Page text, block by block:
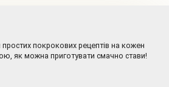
простих покрокових рецептів на кожен
як можна приготувати смачно стави!